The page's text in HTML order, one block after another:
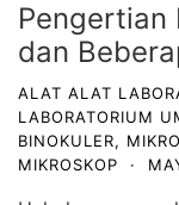
Pengertian
dan
ALAT ALAT
LABORATORIUM
BINOKULER,
MIKROSKOP
·